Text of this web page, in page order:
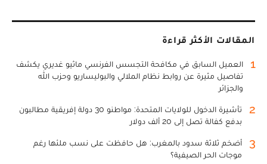
المقالات الأكثر قراءة
1
العميل السابق في مكافحة التجسس الفرنسي ماثيو غديري يكشف
تفاصيل مثيرة عن روابط نظام الملالي والبوليساريو وحزب الله
والجزائر
2
تأشيرة الدخول للولايات المتحدة: مواطنو 30 دولة إفريقية مطالبون
بدفع كفالة تصل إلى 20 ألف دولار
3
أضخم ثلاثة سدود بالمغرب: هل حافظت على نسب ملئها رغم
موجات الحر الصيفية؟